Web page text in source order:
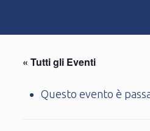
« Tutti gli Eventi
Questo evento è